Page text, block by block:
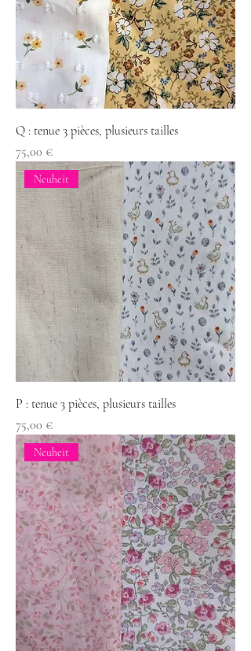
Q : tenue 3 pièces, plusieurs tailles
Preis
75,00 €
Neuheit
P : tenue 3 pièces, plusieurs tailles
Preis
75,00 €
Neuheit